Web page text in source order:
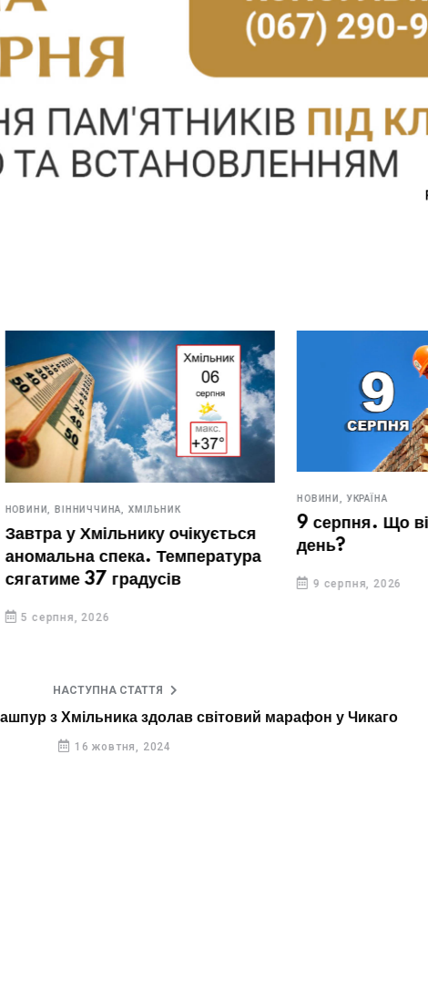
ВІННИЧЧИНА, ХМІЛЬНИК
у Хмільнику очікується
спека. Температура
37 градусів
5 серпня, 2026
НОВИНИ, УКРАЇНА
9 серпня. Що
день?
9 серпня, 2026
НАСТУПНА СТАТТЯ
з Хмільника здолав світовий марафон у Чикаго
16 жовтня, 2024